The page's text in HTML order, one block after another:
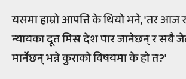
यसमा हाम्रो आपत्ति के थियो भने, 'तर आज
न्यायका दूत मिस्र देश पार जानेछन् र सबै
मार्नेछन् भन्ने कुराको विषयमा के हो त?'